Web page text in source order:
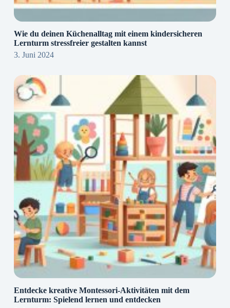
Wie du deinen Küchenalltag mit einem kindersicheren
Lernturm stressfreier gestalten kannst
3. Juni 2024
Entdecke kreative Montessori-Aktivitäten mit dem
Lernturm: Spielend lernen und entdecken